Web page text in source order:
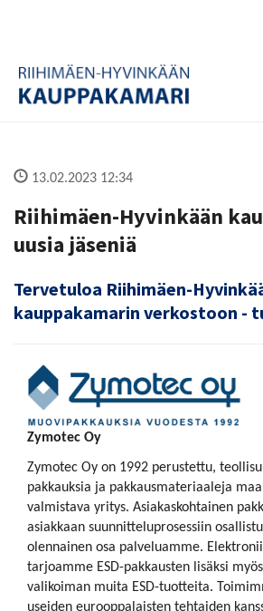
13.02.2023 12:34
Riihimäen-Hyvinkään
uusia jäseniä
Tervetuloa Riihimäen-
kauppakamarin verkostoon -
Zymotec Oy
Zymotec Oy on 1992 perustettu,
pakkauksia ja pakkausmateriaaleja
valmistava yritys. Asiakaskohtainen
asiakkaan suunnitteluprosessiin
olennainen osa palveluamme.
tarjoamme ESD-pakkausten lisäksi
valikoiman muita ESD-tuotteita.
useiden eurooppalaisten tehtaiden